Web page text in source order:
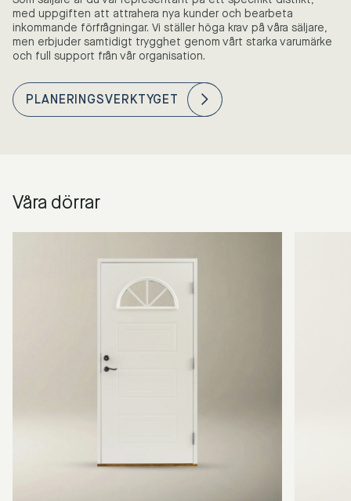
med uppgiften att attrahera nya kunder och bearbeta
inkommande förfrågningar. Vi ställer höga krav på våra säljare,
men erbjuder samtidigt trygghet genom vårt starka varumärke
och full support från vår organisation.
PLANERINGSVERKTYGET
Våra dörrar